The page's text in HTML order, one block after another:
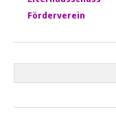
Förderverein